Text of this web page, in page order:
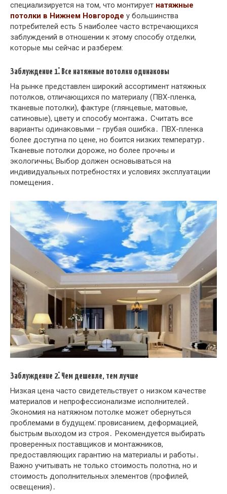
специализируется на том, что монтирует натяжные
потолки в Нижнем Новгороде у большинства
потребителей есть 5 наиболее часто встречающихся
заблуждений в отношении к этому способу отделки,
которые мы сейчас и разберем:
Заблуждение 1⁚ Все натяжные потолки одинаковы
На рынке представлен широкий ассортимент натяжных
потолков, отличающихся по материалу (ПВХ-пленка,
тканевые потолки), фактуре (глянцевые, матовые,
сатиновые), цвету и способу монтажа․ Считать все
варианты одинаковыми – грубая ошибка․ ПВХ-пленка
более доступна по цене, но боится низких температур․
Тканевые потолки дороже, но более прочны и
экологичны; Выбор должен основываться на
индивидуальных потребностях и условиях эксплуатации
помещения․
Заблуждение 2⁚ Чем дешевле, тем лучше
Низкая цена часто свидетельствует о низком качестве
материалов и непрофессионализме исполнителей․
Экономия на натяжном потолке может обернуться
проблемами в будущем⁚ провисанием, деформацией,
быстрым выходом из строя․ Рекомендуется выбирать
проверенных поставщиков и монтажников,
предоставляющих гарантию на материалы и работы․
Важно учитывать не только стоимость полотна, но и
стоимость дополнительных элементов (профилей,
освещения)․